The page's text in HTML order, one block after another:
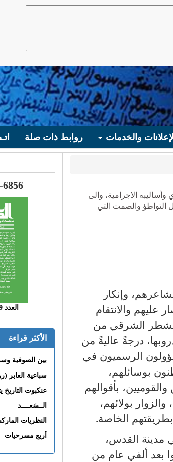
والخدمات روابط ذات صلة
الاجرامية، والى
التواطؤ والصمت التي
وإنكار
عليهم والانتقام
الشرقي من
درجةً عاليةً من
الرسميون في
بوسائلهم،
بأقوالهم
بولائهم،
الخاصة.
مدينة القدس،
بعد ألفي عام من
6856
العدد 199 - 2026 Jul
الأكثر قراءة
بين الصوفية
سباعية العابر
الــسَعــــد
النظريات
أربع مسرحيات